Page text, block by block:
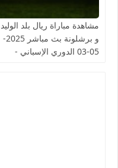
مشاهدة مباراة ريال بلد الوليد
و برشلونة بث مباشر 2025-
05-03 الدوري الإسباني -